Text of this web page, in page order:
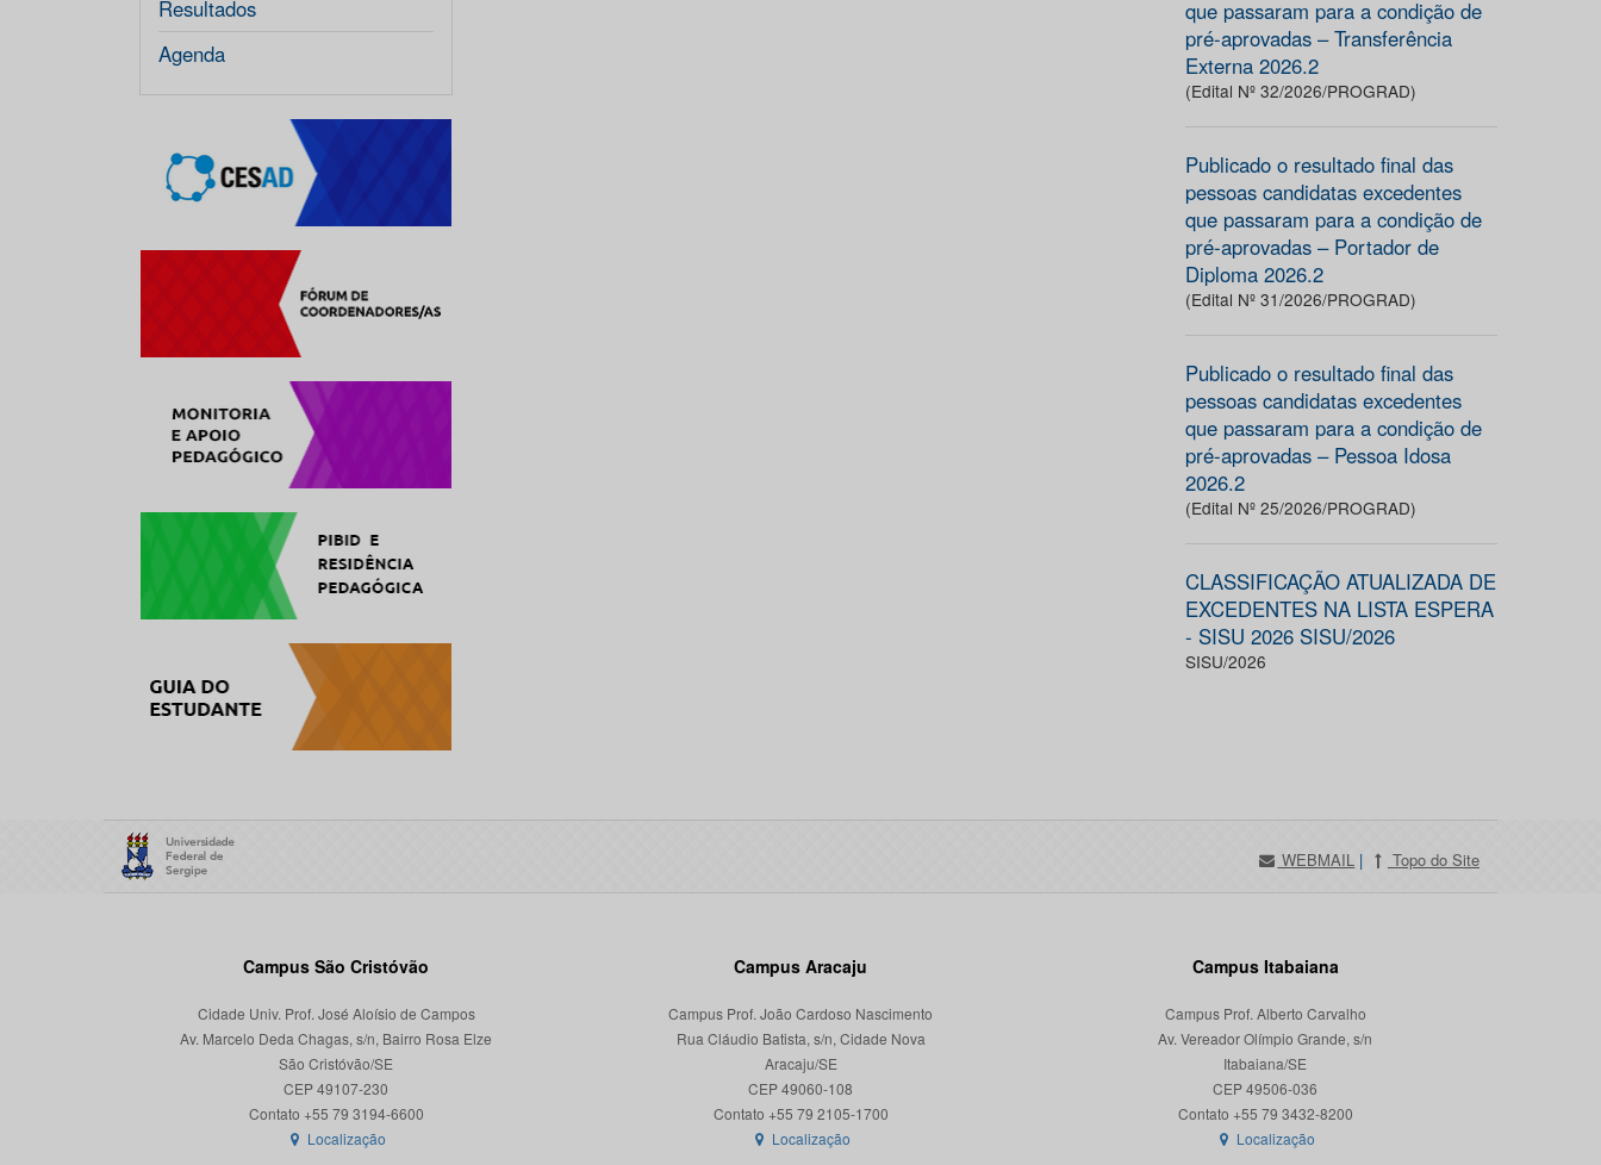
Resultados
Agenda
que passaram para a condição de
pré-aprovadas – Transferência
Externa 2026.2
(Edital Nº 32/2026/PROGRAD)
Publicado o resultado final das
pessoas candidatas excedentes
que passaram para a condição de
pré-aprovadas – Portador de
Diploma 2026.2
(Edital Nº 31/2026/PROGRAD)
Publicado o resultado final das
pessoas candidatas excedentes
que passaram para a condição de
pré-aprovadas – Pessoa Idosa
2026.2
(Edital Nº 25/2026/PROGRAD)
CLASSIFICAÇÃO ATUALIZADA DE
EXCEDENTES NA LISTA ESPERA
- SISU 2026 SISU/2026
SISU/2026
WEBMAIL | Topo do Site
Campus São Cristóvão
Cidade Univ. Prof. José Aloísio de Campos
Av. Marcelo Deda Chagas, s/n, Bairro Rosa Elze
São Cristóvão/SE
CEP 49107-230
Localização
Campus Aracaju
Campus Prof. João Cardoso Nascimento
Rua Cláudio Batista, s/n, Cidade Nova
Aracaju/SE
CEP 49060-108
Localização
Campus Itabaiana
Campus Prof. Alberto Carvalho
Av. Vereador Olímpio Grande, s/n
Itabaiana/SE
CEP 49506-036
Localização